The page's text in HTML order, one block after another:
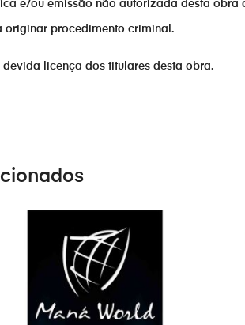
e/ou emissão não autorizada desta obra
originar procedimento criminal.
licença dos titulares desta obra.